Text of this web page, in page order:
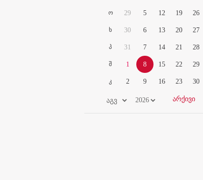
ო
ხ
პ
შ
კ
29
30
31
1
2
5
6
7
8
9
12
13
14
15
16
19
20
21
22
23
26
27
28
29
30